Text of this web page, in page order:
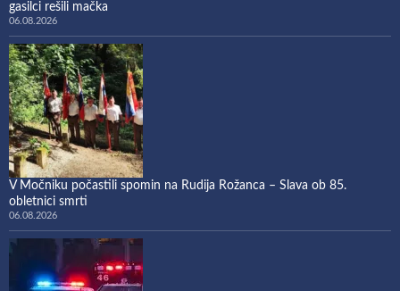
gasilci rešili mačka
06.08.2026
V Močniku počastili spomin na Rudija Rožanca – Slava ob 85.
obletnici smrti
06.08.2026